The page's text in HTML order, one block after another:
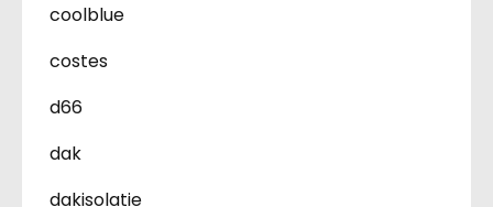
coolblue
costes
d66
dak
dakisolatie